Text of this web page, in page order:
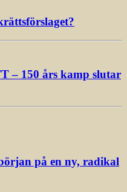
– 150 års kamp slutar
på en ny, radikal